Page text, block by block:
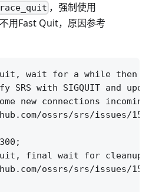
，强制使用
用Fast Quit，原因参考
wait for a while then
SRS with SIGQUIT and
new connections
ossrs/srs/issues/
final wait for cleanup
ossrs/srs/issues/